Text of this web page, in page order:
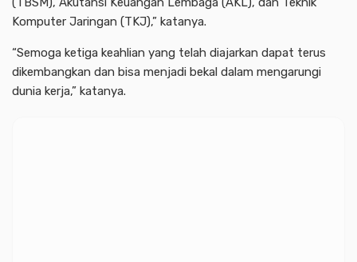
Komputer Jaringan (TKJ),” katanya.
“Semoga ketiga keahlian yang telah diajarkan dapat terus
dikembangkan dan bisa menjadi bekal dalam mengarungi
dunia kerja,” katanya.